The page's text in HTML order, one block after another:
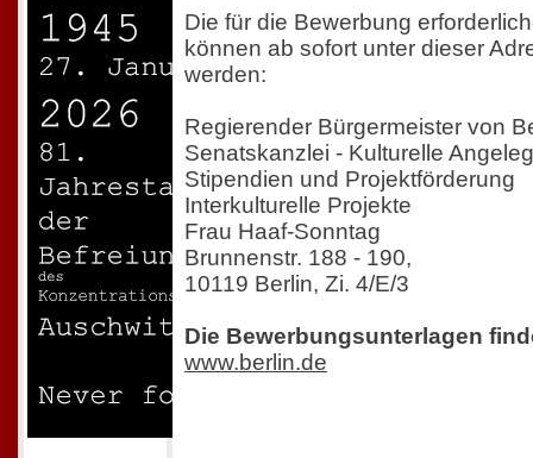
Die für die Bewerbung
können ab sofort unter dieser
werden:
Regierender Bürgermeister von
Senatskanzlei - Kulturelle
Stipendien und Projektförderung
Interkulturelle Projekte
Frau Haaf-Sonntag
Brunnenstr. 188 - 190,
10119 Berlin, Zi. 4/E/3
Die Bewerbungsunterlagen
www.berlin.de